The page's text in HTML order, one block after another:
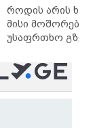
როდის არის
მისი
უსაფრთხო